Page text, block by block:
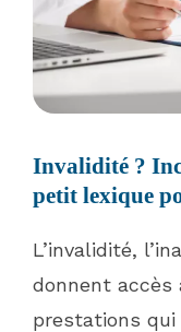
Invalidité ?
petit lexique
L’invalidité,
donnent accès
prestations